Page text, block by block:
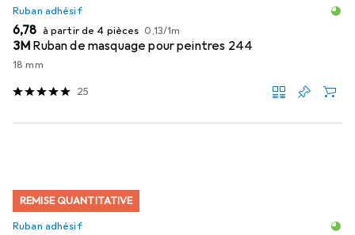
Ruban adhésif
EUR
6,78 à partir de 4 pièces EUR
0,13/1m
3M Ruban de masquage pour peintres 244
18 mm
25
REMISE QUANTITATIVE
Ruban adhésif